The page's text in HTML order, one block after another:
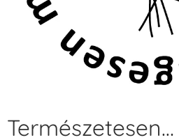
Természetesen…